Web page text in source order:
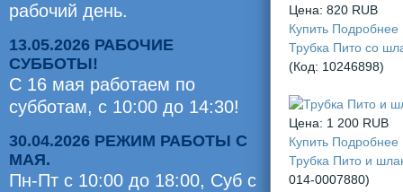
рабочий день.
13.05.2026 РАБОЧИЕ
СУББОТЫ!
С 16 мая работаем по
субботам, с 10:00 до 14:30!
30.04.2026 РЕЖИМ РАБОТЫ С
МАЯ.
Пн-Пт с 10:00 до 18:00, Суб c
Цена: 820 RUB
Купить Подробнее
Трубка Пито со
(Код: 10246898)
Цена: 1 200 RUB
Купить Подробнее
Трубка Пито и
014-0007880)